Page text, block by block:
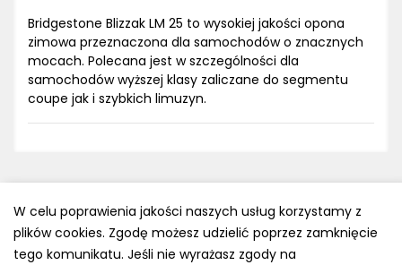
Bridgestone Blizzak LM 25 to wysokiej jakości opona
zimowa przeznaczona dla samochodów o znacznych
mocach. Polecana jest w szczególności dla
samochodów wyższej klasy zaliczane do segmentu
coupe jak i szybkich limuzyn.
Polityka prywatności
W celu poprawienia jakości naszych usług korzystamy z
plików cookies. Zgodę możesz udzielić poprzez zamknięcie
tego komunikatu. Jeśli nie wyrażasz zgody na